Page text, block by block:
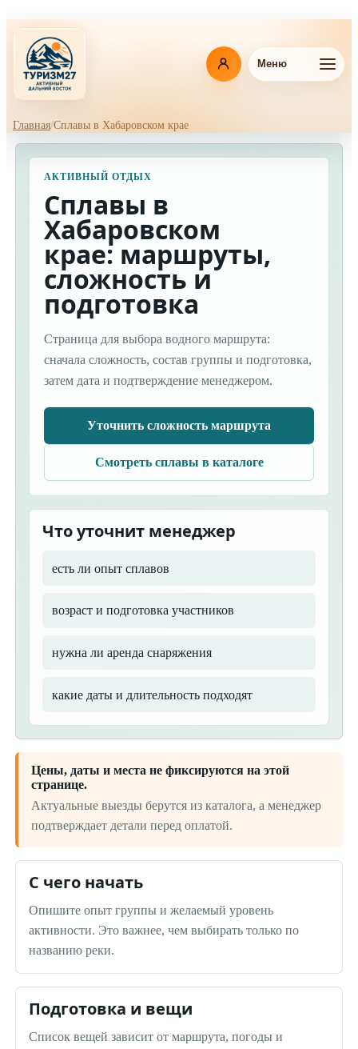
основному
содержанию
Меню
Навигационная
цепочка
Главная Сплавы в Хабаровском крае
АКТИВНЫЙ ОТДЫХ
Сплавы в
Хабаровском
крае: маршруты,
сложность и
подготовка
Страница для выбора водного маршрута:
сначала сложность, состав группы и подготовка,
затем дата и подтверждение менеджером.
Уточнить сложность маршрута
Смотреть сплавы в каталоге
Что уточнит менеджер
есть ли опыт сплавов
возраст и подготовка участников
нужна ли аренда снаряжения
какие даты и длительность подходят
Цены, даты и места не фиксируются на этой
странице.
Актуальные выезды берутся из каталога, а менеджер
подтверждает детали перед оплатой.
С чего начать
Опишите опыт группы и желаемый уровень
активности. Это важнее, чем выбирать только по
названию реки.
Подготовка и вещи
Список вещей зависит от маршрута, погоды и